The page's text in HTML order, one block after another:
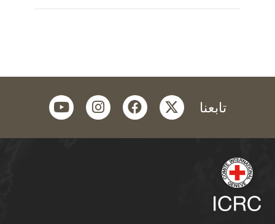
تابعنا twitter
facebook
instagram
youtube